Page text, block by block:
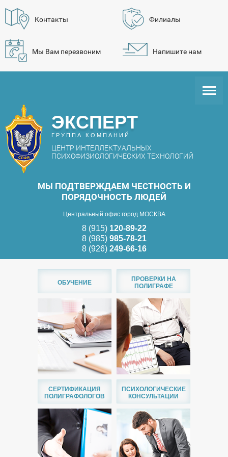
Контакты Филиалы
Мы Вам перезвоним Напишите нам
ЭКСПЕРТ
ГРУППА КОМПАНИЙ
ЦЕНТР ИНТЕЛЛЕКТУАЛЬНЫХ
ПСИХОФИЗИОЛОГИЧЕСКИХ ТЕХНОЛОГИЙ
МЫ ПОДТВЕРЖДАЕМ ЧЕСТНОСТЬ И
ПОРЯДОЧНОСТЬ ЛЮДЕЙ
Центральный офис город МОСКВА
8 (915) 120-89-22
8 (985) 985-78-21
8 (926) 249-66-16
ОБУЧЕНИЕ
ПРОВЕРКИ НА
ПОЛИГРАФЕ
СЕРТИФИКАЦИЯ
ПОЛИГРАФОЛОГОВ
ПСИХОЛОГИЧЕСКИЕ
КОНСУЛЬТАЦИИ